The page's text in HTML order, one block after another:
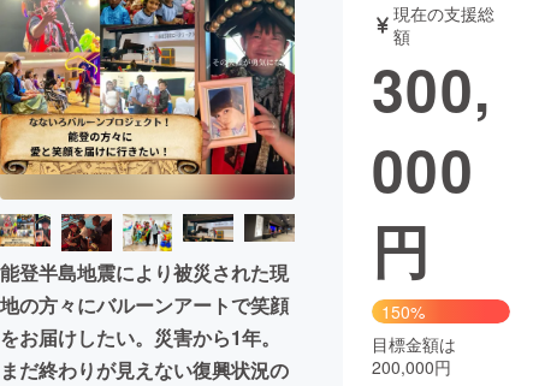
テクノロジー・ガジェット
映像・映画 書籍・雑誌
ビジネス・起業 チャレンジ
まちづくり・地域活性化
CAMPFIRE for Social Good
CAMPFIRE Creation
CAMPFIREふるさと納税
コミュニティ
能登半島地震により被災された現
地の方々にバルーンアートで笑顔
をお届けしたい。災害から1年。
まだ終わりが見えない復興状況の
現在の支援総
額
300,
000
円
150%
目標金額は
200,000円